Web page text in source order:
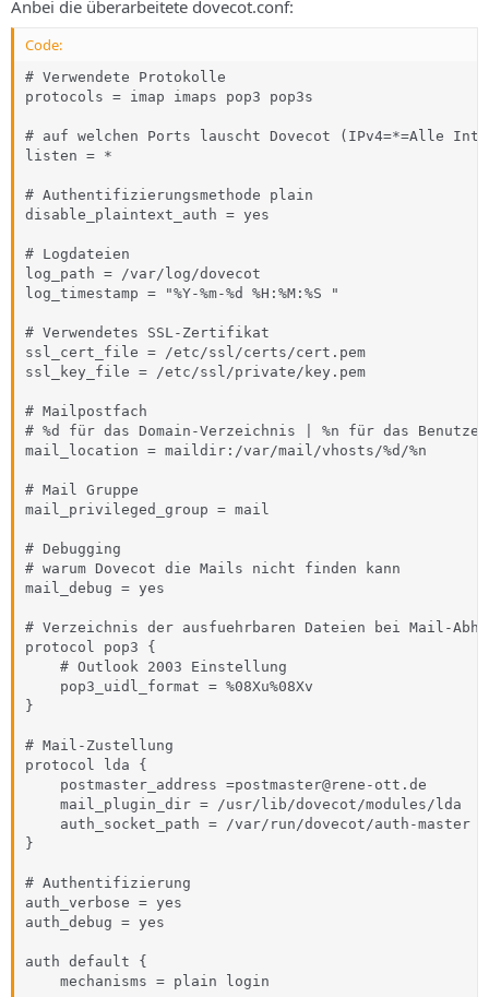
Anbei die überarbeitete dovecot.conf:
Code:
# Verwendete Protokolle
protocols = imap imaps pop3 pop3s
# auf welchen Ports lauscht Dovecot (IPv4=*=Alle
listen = *
# Authentifizierungsmethode plain
disable_plaintext_auth = yes
# Logdateien
log_path = /var/log/dovecot
log_timestamp = "%Y-%m-%d %H:%M:%S "
# Verwendetes SSL-Zertifikat
ssl_cert_file = /etc/ssl/certs/cert.pem
ssl_key_file = /etc/ssl/private/key.pem
# Mailpostfach
# %d für das Domain-Verzeichnis | %n für das
mail_location = maildir:/var/mail/vhosts/%d/%n
# Mail Gruppe
mail_privileged_group = mail
# Debugging
# warum Dovecot die Mails nicht finden kann
mail_debug = yes
# Verzeichnis der ausfuehrbaren Dateien bei Mail-
protocol pop3 {
    # Outlook 2003 Einstellung
    pop3_uidl_format = %08Xu%08Xv
}
# Mail-Zustellung
protocol lda {
    postmaster_address =postmaster@rene-ott.de
    mail_plugin_dir = /usr/lib/dovecot/modules/lda
    auth_socket_path = /var/run/dovecot/auth-master
}
# Authentifizierung
auth_verbose = yes
auth_debug = yes
auth default {
    mechanisms = plain login